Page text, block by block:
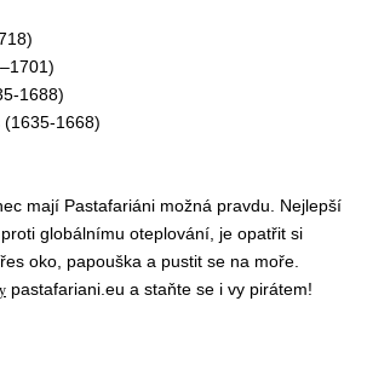
1688)
(1635-1668)
mají Pastafariáni možná pravdu. Nejlepší
globálnímu oteplování, je opatřit si
oko, papouška a pustit se na moře.
pastafariani.eu a staňte se i vy pirátem!